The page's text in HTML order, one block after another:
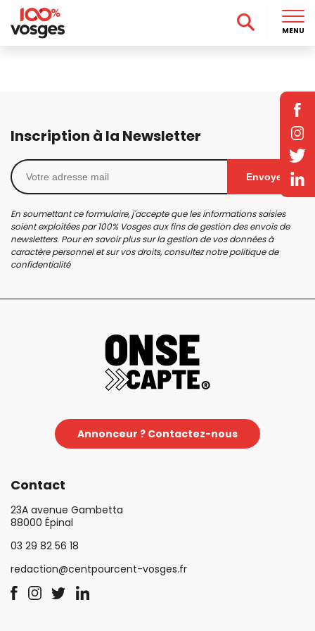
Inscription à la Newsletter
Envoyer
En soumettant ce formulaire, j'accepte que les informations saisies
soient exploitées par 100% Vosges aux fins de gestion des envois de
newsletters. Pour en savoir plus sur la gestion de vos données à
caractère personnel et sur vos droits, consultez notrepolitique de
confidentialité
Annonceur ? Contactez-nous
Contact
23A avenue Gambetta
88000 Épinal
03 29 82 56 18
redaction@centpourcent-vosges.fr
MENU